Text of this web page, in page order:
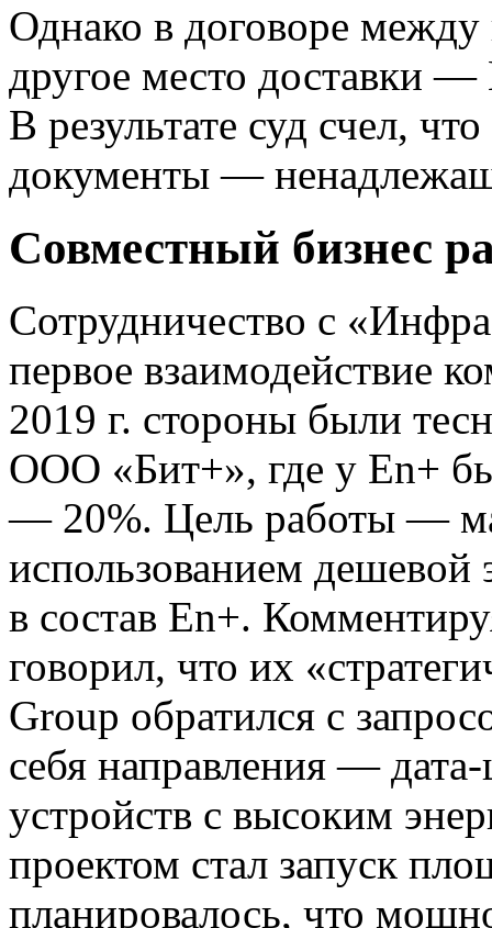
Однако в договоре
другое место доставки —
В результате суд счел,
документы —
Совместный бизнес
Сотрудничество с
первое взаимодействие
2019 г. стороны были
ООО «Бит+», где у En+
— 20%. Цель работы —
использованием
в состав En+.
говорил, что их
Group обратился с
себя направления —
устройств с высоким
проектом стал запуск
планировалось, что